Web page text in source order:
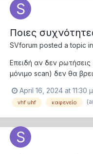
Ποιες
SVforum posted a topic in
Επειδή αν δεν
μόνιμο scan) δεν θα
Uhf που συνήθως
καφενεία - echolink -
τις ακούτε?
April 16, 2024 at 11:30
vhf uhf καφενείο